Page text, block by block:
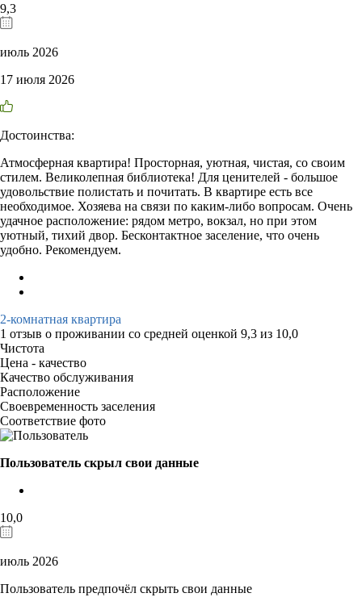
9,3
июль 2026
17 июля 2026
Достоинства:
Атмосферная квартира! Просторная, уютная, чистая, со своим
стилем. Великолепная библиотека! Для ценителей - большое
удовольствие полистать и почитать. В квартире есть все
необходимое. Хозяева на связи по каким-либо вопросам. Очень
удачное расположение: рядом метро, вокзал, но при этом
уютный, тихий двор. Бесконтактное заселение, что очень
удобно. Рекомендуем.
2-комнатная квартира
1 отзыв о проживании со средней оценкой 9,3 из 10,0
Чистота
Цена - качество
Качество обслуживания
Расположение
Своевременность заселения
Соответствие фото
Пользователь скрыл свои данные
10,0
июль 2026
Пользователь предпочёл скрыть свои данные